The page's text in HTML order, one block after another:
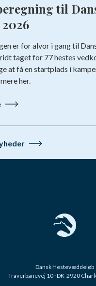
til
er for alvor i gang til
taget for 77 hestes
at få en startplads i
her.
Dansk Hestevæddeløb
Traverbanevej 10 · DK-2920